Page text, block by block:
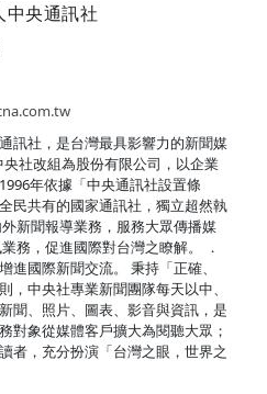
中央通訊社
訊社，是台灣最具影響力的新聞媒
社改組為股份有限公司，以企業
年依據「中央通訊社設置條
民共有的國家通訊社，獨立超然執
新聞報導業務，服務大眾傳播媒
務，促進國際對台灣之瞭解。 ．
進國際新聞交流。 秉持「正確、
，中央社專業新聞團隊每天以中、
聞、照片、圖表、影音與資訊，是
對象從媒體客戶擴大為閱聽大眾；
者，充分扮演「台灣之眼，世界之